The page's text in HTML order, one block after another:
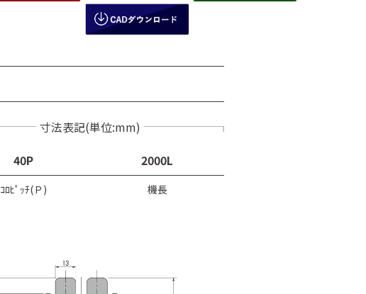
寸法表記(単位:mm)
40P
ｺﾛﾋﾟｯﾁ(Ｐ)
2000L
機長